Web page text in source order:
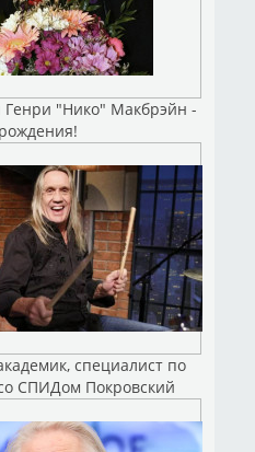
Генри "Нико" Макбрэйн -
специалист по
СПИДом Покровский